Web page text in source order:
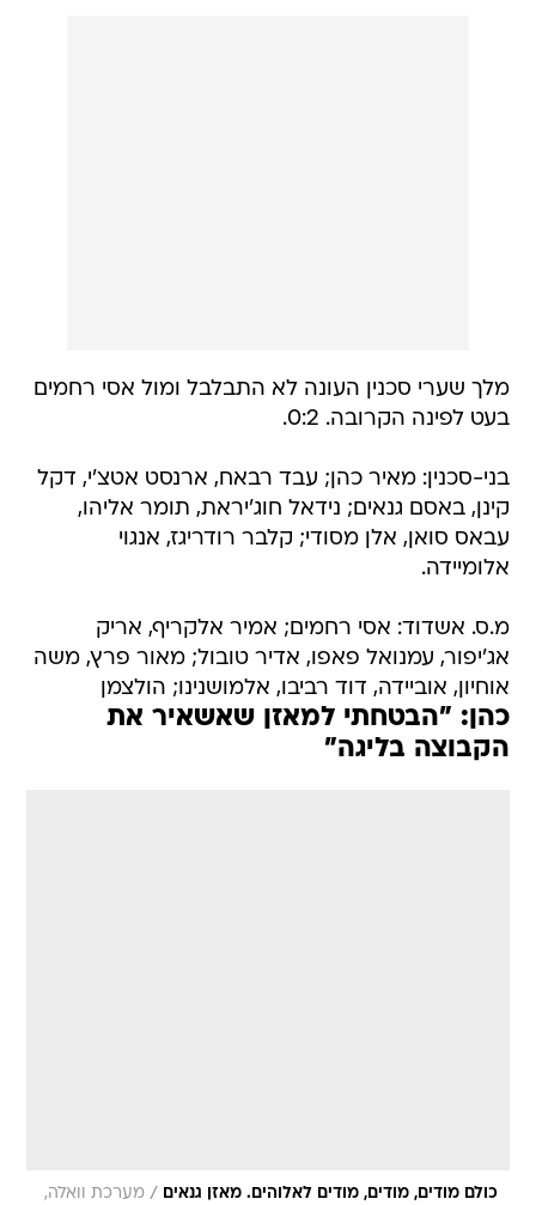
מלך שערי סכנין העונה לא התבלבל ומול אסי רחמים
בעט לפינה הקרובה. 0:2.
בני-סכנין: מאיר כהן; עבד רבאח, ארנסט אטצ'י, דקל
קינן, באסם גנאים; נידאל חוג'יראת, תומר אליהו,
עבאס סואן, אלן מסודי; קלבר רודריגז, אנגוי
אלומיידה.
מ.ס. אשדוד: אסי רחמים; אמיר אלקריף, אריק
אג'יפור, עמנואל פאפו, אדיר טובול; מאור פרץ, משה
אוחיון, אוביידה, דוד רביבו, אלמושנינו; הולצמן
כהן: "הבטחתי למאזן שאשאיר את
הקבוצה בליגה"
כולם מודים, מודים, מודים לאלוהים. מאזן גנאים / מערכת וואלה,